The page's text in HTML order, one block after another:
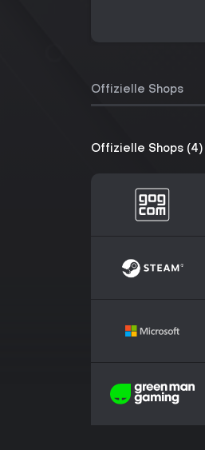
Offizielle Shops
Offizielle Shops (4)